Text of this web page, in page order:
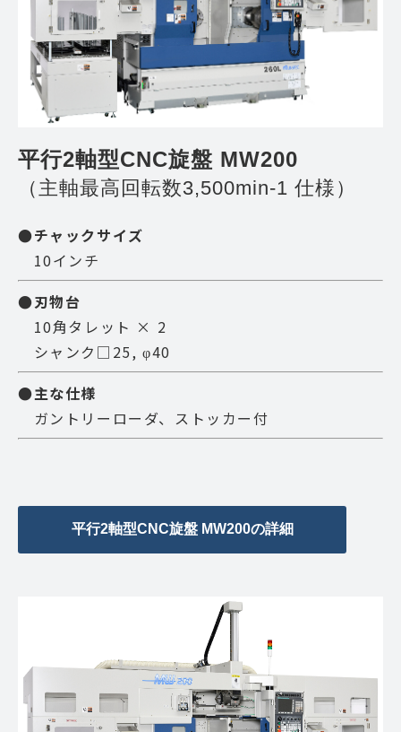
平行2軸型CNC旋盤 MW200
（主軸最高回転数3,500min-1 仕様）
●チャックサイズ
10インチ
●刃物台
10角タレット × 2
シャンク□25, φ40
●主な仕様
ガントリーローダ、ストッカー付
平行2軸型CNC旋盤 MW200の詳細